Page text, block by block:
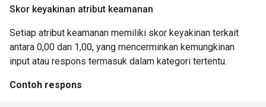
Skor keyakinan atribut keamanan
Setiap atribut keamanan memiliki skor keyakinan terkait
antara 0,00 dan 1,00, yang mencerminkan kemungkinan
input atau respons termasuk dalam kategori tertentu.
Contoh respons